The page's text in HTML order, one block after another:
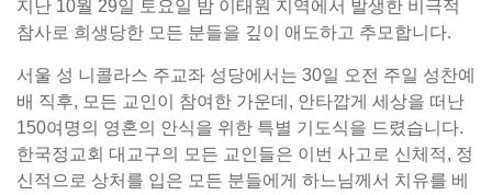
지난 10월 29일 토요일 밤 이태원 지역에서 발생한 비극적
참사로 희생당한 모든 분들을 깊이 애도하고 추모합니다.
서울 성 니콜라스 주교좌 성당에서는 30일 오전 주일 성찬예
배 직후, 모든 교인이 참여한 가운데, 안타깝게 세상을 떠난
150여명의 영혼의 안식을 위한 특별 기도식을 드렸습니다.
한국정교회 대교구의 모든 교인들은 이번 사고로 신체적, 정
신적으로 상처를 입은 모든 분들에게 하느님께서 치유를 베